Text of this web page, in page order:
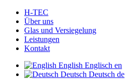
H-TEC
Über uns
Glas und Versiegelung
Leistungen
Kontakt
English Englisch en
Deutsch Deutsch de